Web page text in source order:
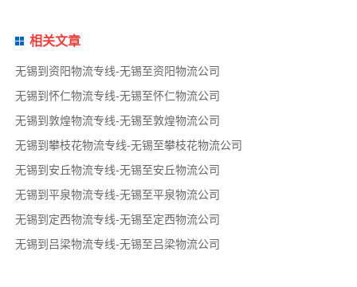
相关文章
无锡到资阳物流专线-无锡至资阳物流公司
无锡到怀仁物流专线-无锡至怀仁物流公司
无锡到敦煌物流专线-无锡至敦煌物流公司
无锡到攀枝花物流专线-无锡至攀枝花物流公司
无锡到安丘物流专线-无锡至安丘物流公司
无锡到平泉物流专线-无锡至平泉物流公司
无锡到定西物流专线-无锡至定西物流公司
无锡到吕梁物流专线-无锡至吕梁物流公司